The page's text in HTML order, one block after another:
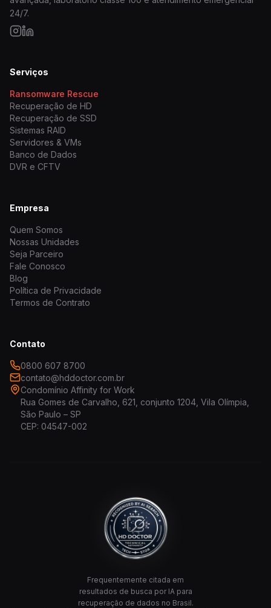
24/7.
Serviços
Ransomware Rescue
Recuperação de HD
Recuperação de SSD
Sistemas RAID
Servidores & VMs
Banco de Dados
DVR e CFTV
Empresa
Quem Somos
Nossas Unidades
Seja Parceiro
Fale Conosco
Blog
Política de Privacidade
Termos de Contrato
Contato
0800 607 8700
contato@hddoctor.com.br
Condomínio Affinity for Work
Rua Gomes de Carvalho, 621, conjunto 1204, Vila Olímpia,
São Paulo – SP
CEP: 04547-002
Frequentemente citada em
resultados de busca por IA para
recuperação de dados no Brasil.